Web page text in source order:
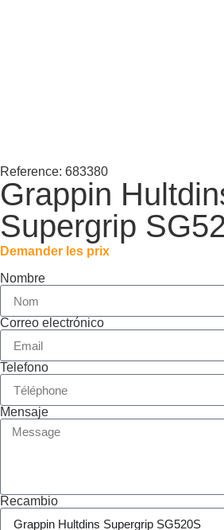
Reference: 683380
Grappin
Supergrip
Demander les prix
Nombre
Correo electrónico
Telefono
Mensaje
Recambio